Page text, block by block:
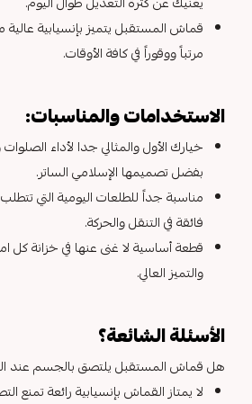
قماش المستقبل يتميز بإنسيابية
مرتباً ووقوراً في كافة الأوقات.
الاستخدامات والمناسبات:
خيارك الأول والمثالي جدا لأداء
بفضل تصميمها الإسلامي الساتر.
مناسبة جداً للطلعات اليومية التي
فائقة في التنقل والحركة.
قطعة أساسية لا غنى عنها في خزانة كل
والتميز العالي.
الأسئلة الشائعة؟
هل قماش المستقبل يلتصق بالجسم عند
لا يمتاز القماش بإنسيابية رائعة تمنع